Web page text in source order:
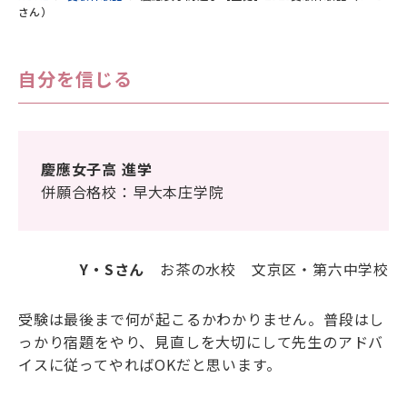
説明会・講習・模試
海外生・帰国生
さん）
自分を信じる
慶應女子高 進学
併願合格校：早大本庄学院
Y・Sさん お茶の水校 文京区・第六中学校
受験は最後まで何が起こるかわかりません。普段はし
っかり宿題をやり、見直しを大切にして先生のアドバ
イスに従ってやればOKだと思います。